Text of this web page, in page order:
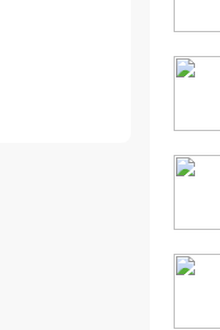
（上）
（下）
（上）